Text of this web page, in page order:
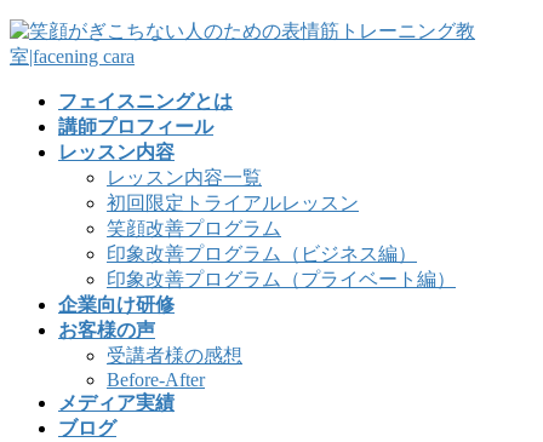
フェイスニングとは
講師プロフィール
レッスン内容
レッスン内容一覧
初回限定トライアルレッスン
笑顔改善プログラム
印象改善プログラム（ビジネス編）
印象改善プログラム（プライベート編）
企業向け研修
お客様の声
受講者様の感想
Before-After
メディア実績
ブログ